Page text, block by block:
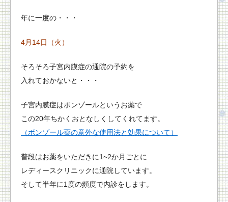
年に一度の・・・
4月14日（火）
そろそろ子宮内膜症の通院の予約を
入れておかないと・・・
子宮内膜症はボンゾールというお薬で
この20年ちかくおとなしくしてくれてます。
（ボンゾール薬の意外な使用法と効果について）
普段はお薬をいただきに1~2か月ごとに
レディースクリニックに通院しています。
そして半年に1度の頻度で内診をします。